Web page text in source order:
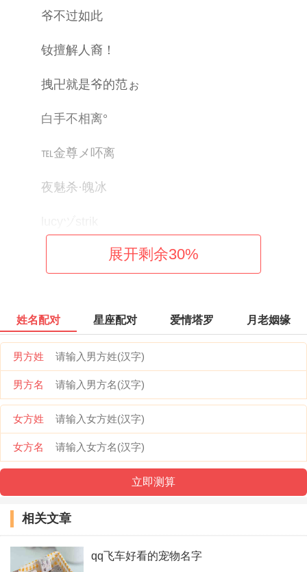
爷不过如此
钕擅解人裔！
拽卍就是爷的范ぉ
白手不相离°
℡金尊メ吥离
夜魅杀·魄冰
〆﹏黑、天使
兔爷の你伤不起や
安慰的淘汰.：
小飞侠
oo贼爱の宠er ゝ◆◇
低调旳孩子
净跃冥晨
飞行印章
展开剩余30%
姓名配对 星座配对 爱情塔罗 月老姻缘
男方姓
男方名
女方姓
女方名
相关文章
qq飞车好看的宠物名字